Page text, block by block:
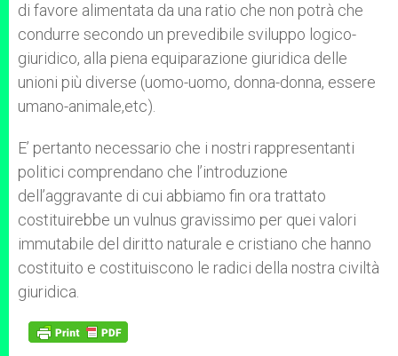
di favore alimentata da una ratio che non potrà che
condurre secondo un prevedibile sviluppo logico-
giuridico, alla piena equiparazione giuridica delle
unioni più diverse (uomo-uomo, donna-donna, essere
umano-animale,etc).
E’ pertanto necessario che i nostri rappresentanti
politici comprendano che l’introduzione
dell’aggravante di cui abbiamo fin ora trattato
costituirebbe un vulnus gravissimo per quei valori
immutabile del diritto naturale e cristiano che hanno
costituito e costituiscono le radici della nostra civiltà
giuridica.